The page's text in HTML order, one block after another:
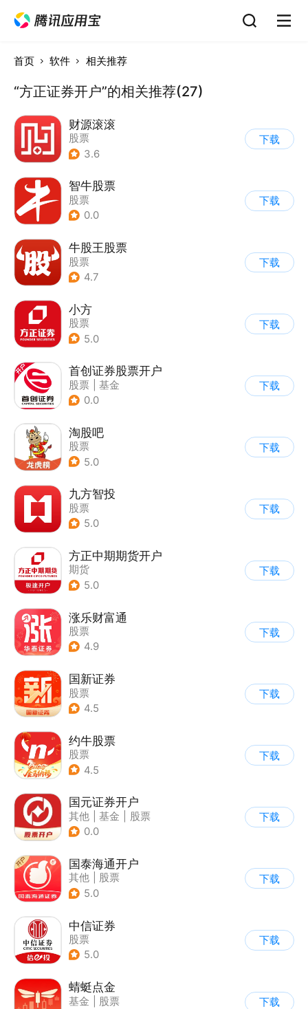
首页 软件 相关推荐
“方正证券开户”的相关推荐(27)
财源滚滚
股票
3.6
下载
智牛股票
股票
0.0
下载
牛股王股票
股票
4.7
下载
小方
股票
5.0
下载
首创证券股票开户
股票
基金
0.0
下载
淘股吧
股票
5.0
下载
九方智投
股票
5.0
下载
方正中期期货开户
期货
5.0
下载
涨乐财富通
股票
4.9
下载
国新证券
股票
4.5
下载
约牛股票
股票
4.5
下载
国元证券开户
其他 基金
股票
0.0
下载
国泰海通开户
其他
股票
5.0
下载
中信证券
股票
5.0
下载
蜻蜓点金
基金
股票
下载